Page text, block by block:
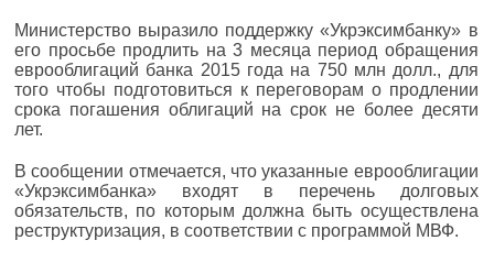
Министерство выразило поддержку «Укрэксимбанку» в
его просьбе продлить на 3 месяца период обращения
еврооблигаций банка 2015 года на 750 млн долл., для
того чтобы подготовиться к переговорам о продлении
срока погашения облигаций на срок не более десяти
лет.
В сообщении отмечается, что указанные еврооблигации
«Укрэксимбанка» входят в перечень долговых
обязательств, по которым должна быть осуществлена
реструктуризация, в соответствии с программой МВФ.